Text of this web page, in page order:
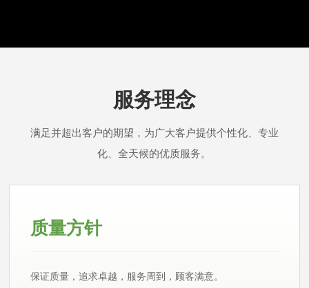
服务理念
满足并超出客户的期望，为广大客户提供个性化、专业
化、全天候的优质服务。
质量方针
保证质量，追求卓越，服务周到，顾客满意。